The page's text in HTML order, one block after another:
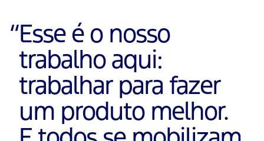
“Esse é o nosso
trabalho aqui:
trabalhar para fazer
um produto melhor.